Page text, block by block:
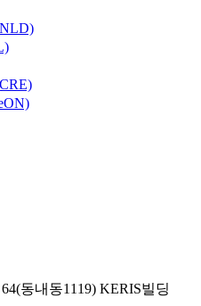
동내동1119) KERIS빌딩